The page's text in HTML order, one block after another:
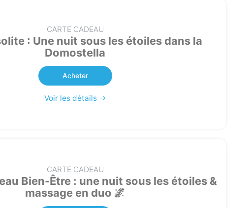
CARTE CADEAU
: Une nuit sous les étoiles dans la
Domostella
Acheter
Voir les détails
CARTE CADEAU
Bien-Être : une nuit sous les étoiles &
massage en duo 🌌